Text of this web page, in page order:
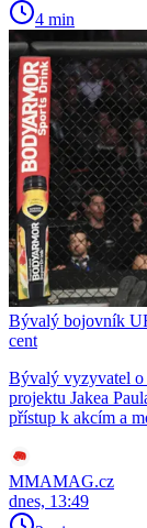
4 min
Bývalý bojovník
cent
Bývalý vyzyvatel o
projektu Jakea
přístup k akcím a
MMAMAG.cz
dnes, 13:49